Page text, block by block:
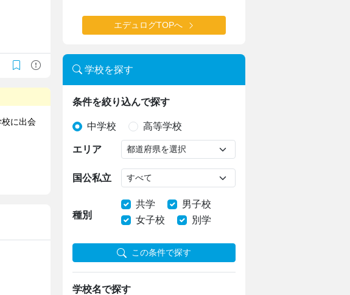
エデュログTOPへ
学校を探す
条件を絞り込んで探す
中学校 高等学校
エリア
国公私立
種別
共学
男子校
女子校
別学
この条件で探す
学校名で探す